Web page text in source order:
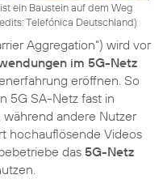
ein Baustein auf dem Weg
Telefónica Deutschland)
Aggregation“) wird vor
im 5G-Netz
eröffnen. So
5G SA-Netz fast in
andere Nutzer
hochauflösende Videos
das 5G-Netz